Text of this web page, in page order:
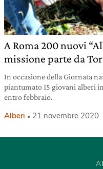
A Roma 200 nuovi
missione parte da
In occasione della Giornata
piantumato 15 giovani alberi
entro febbraio.
Alberi 21 novembre 2020